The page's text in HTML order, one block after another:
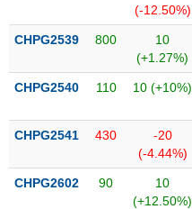
Niêm
mới
yết
bổ
Hủy
(-12.50%)
CHPG2539 800
10
(+1.27%)
CHPG2540 110 10 (+10%)
CHPG2541 430
-20
(-4.44%)
CHPG2602 90
10
(+12.50%)
PHIẾU
PHÁI
TRÁI
PHIẾU